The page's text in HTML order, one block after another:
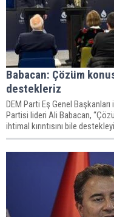
Babacan: Çözüm
destekleriz
DEM Parti Eş Genel
Partisi lideri Ali Babacan,
ihtimal kırıntısını bile